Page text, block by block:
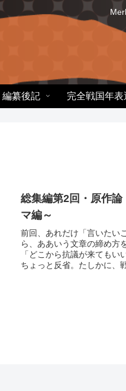
編纂後記 完全戦国年
総集編第2回・原作
マ編～
前回、あれだけ「言いたい
ら、ああいう文章の締め方
「どこから抗議が来てもい
ちょっと反省。たしかに、